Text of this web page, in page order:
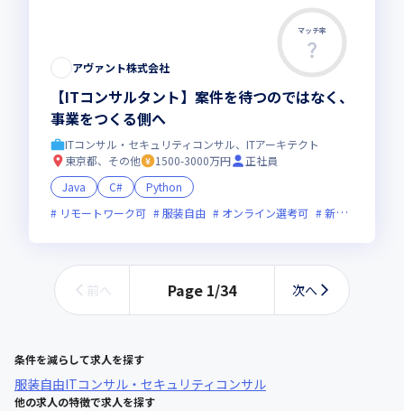
マッチ率
アヴァント株式会社
【ITコンサルタント】案件を待つのではなく、
事業をつくる側へ
ITコンサル・セキュリティコンサル、ITアーキテクト
東京都、その他
1500-3000万円
正社員
Java
C#
Python
リモートワーク可
服装自由 オンライン選考可 新技術に積極的
前へ Page 1/34 次へ
条件を減らして求人を探す
服装自由ITコンサル・セキュリティコンサル
他の求人の特徴で求人を探す